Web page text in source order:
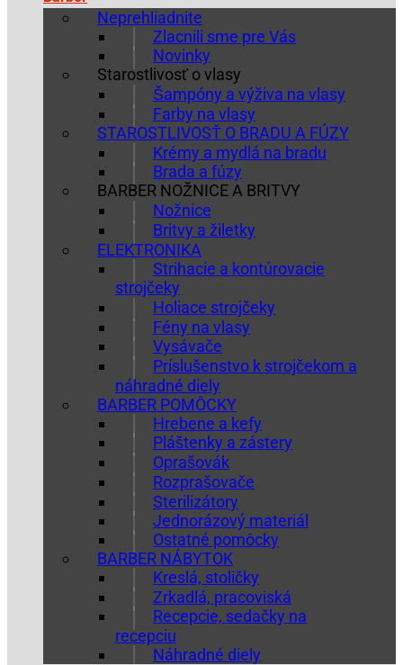
Neprehliadnite
Zlacnili sme pre Vás
Novinky
Starostlivosť o vlasy
Šampóny a výživa na vlasy
Farby na vlasy
STAROSTLIVOSŤ O BRADU A FÚZY
Krémy a mydlá na bradu
Brada a fúzy
BARBER NOŽNICE A BRITVY
Nožnice
Britvy a žiletky
ELEKTRONIKA
Strihacie a kontúrovacie
strojčeky
Holiace strojčeky
Fény na vlasy
Vysávače
Príslušenstvo k strojčekom a
náhradné diely
BARBER POMÔCKY
Hrebene a kefy
Pláštenky a zástery
Oprašovák
Rozprašovače
Sterilizátory
Jednorázový materiál
Ostatné pomôcky
BARBER NÁBYTOK
Kreslá, stoličky
Zrkadlá, pracoviská
Recepcie, sedačky na
recepciu
Náhradné diely